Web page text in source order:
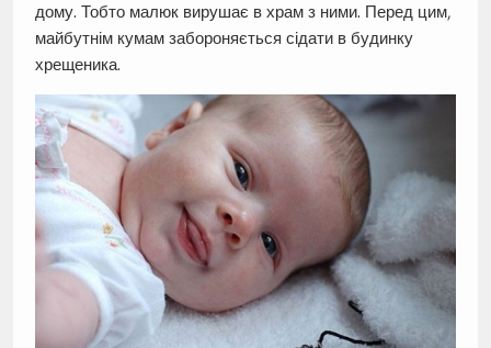
дому. Тобто малюк вирушає в храм з ними. Перед цим,
майбутнім кумам забороняється сідати в будинку
хрещеника.